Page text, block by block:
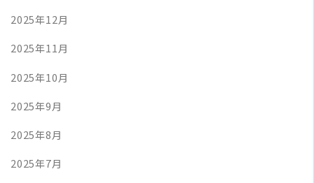
2025年12月
2025年11月
2025年10月
2025年9月
2025年8月
2025年7月